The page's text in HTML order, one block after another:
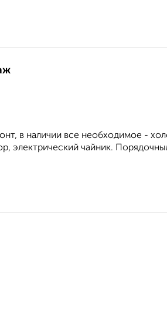
в наличии все необходимое -
электрический чайник.